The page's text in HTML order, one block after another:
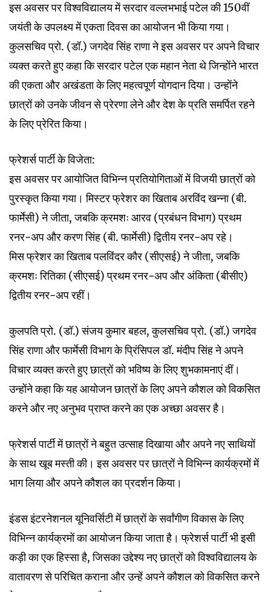
इस अवसर पर विश्वविद्यालय में सरदार वल्लभभाई पटेल की 150वीं
जयंती के उपलक्ष्य में एकता दिवस का आयोजन भी किया गया।
कुलसचिव प्रो. (डॉ.) जगदेव सिंह राणा ने इस अवसर पर अपने विचार
व्यक्त करते हुए कहा कि सरदार पटेल एक महान नेता थे जिन्होंने भारत
की एकता और अखंडता के लिए महत्वपूर्ण योगदान दिया। उन्होंने
छात्रों को उनके जीवन से प्रेरणा लेने और देश के प्रति समर्पित रहने
के लिए प्रेरित किया।
फ्रेशर्स पार्टी के विजेता:
इस अवसर पर आयोजित विभिन्न प्रतियोगिताओं में विजयी छात्रों को
पुरस्कृत किया गया। मिस्टर फ्रेशर का खिताब अरविंद खन्ना (बी.
फार्मेसी) ने जीता, जबकि क्रमशः आरव (प्रबंधन विभाग) प्रथम
रनर-अप और करण सिंह (बी. फार्मेसी) द्वितीय रनर-अप रहे।
मिस फ्रेशर का खिताब पलविंदर कौर (सीएसई) ने जीता, जबकि
क्रमशः रितिका (सीएसई) प्रथम रनर-अप और अंकिता (बीसीए)
द्वितीय रनर-अप रहीं।
कुलपति प्रो. (डॉ.) संजय कुमार बहल, कुलसचिव प्रो. (डॉ.) जगदेव
सिंह राणा और फार्मेसी विभाग के प्रिंसिपल डॉ. मंदीप सिंह ने अपने
विचार व्यक्त करते हुए छात्रों को भविष्य के लिए शुभकामनाएं दीं।
उन्होंने कहा कि यह आयोजन छात्रों के लिए अपने कौशल को विकसित
करने और नए अनुभव प्राप्त करने का एक अच्छा अवसर है।
फ्रेशर्स पार्टी में छात्रों ने बहुत उत्साह दिखाया और अपने नए साथियों
के साथ खूब मस्ती की। इस अवसर पर छात्रों ने विभिन्न कार्यक्रमों में
भाग लिया और अपने कौशल का प्रदर्शन किया।
इंडस इंटरनेशनल यूनिवर्सिटी में छात्रों के सर्वांगीण विकास के लिए
विभिन्न कार्यक्रमों का आयोजन किया जाता है। फ्रेशर्स पार्टी भी इसी
कड़ी का एक हिस्सा है, जिसका उद्देश्य नए छात्रों को विश्वविद्यालय के
वातावरण से परिचित कराना और उन्हें अपने कौशल को विकसित करने